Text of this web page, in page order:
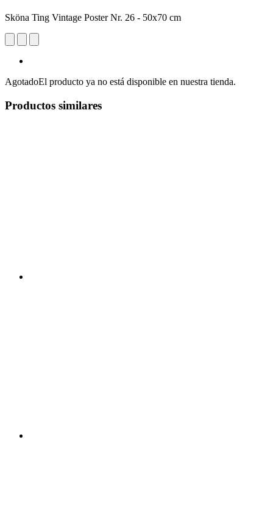
Sköna Ting Vintage Poster Nr. 26 - 50x70 cm
AgotadoEl producto ya no está disponible en nuestra tienda.
Productos similares